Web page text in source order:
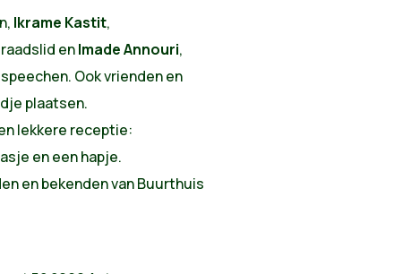
Ikrame Kastit,
enImade Annouri,
Ook vrienden en
plaatsen.
lekkere receptie:
en een hapje.
en bekenden van Buurthuis